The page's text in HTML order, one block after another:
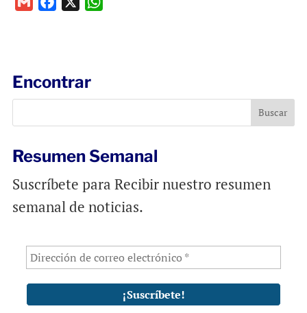
o
k
p
Encontrar
Resumen Semanal
Suscríbete para Recibir nuestro resumen
semanal de noticias.